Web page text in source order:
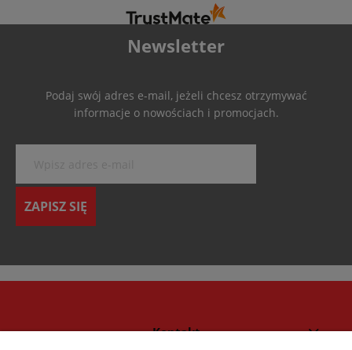
Newsletter
Podaj swój adres e-mail, jeżeli chcesz otrzymywać
informacje o nowościach i promocjach.
ZAPISZ SIĘ
Kontakt